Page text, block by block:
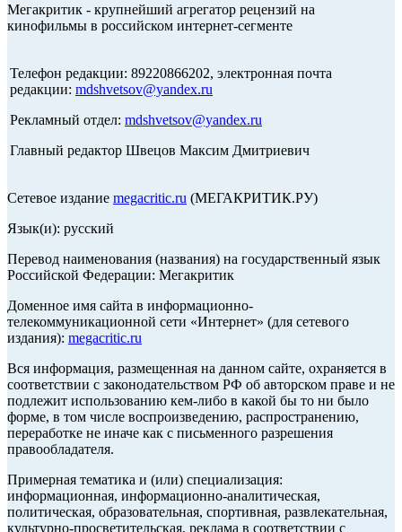
Мегакритик - крупнейший агрегатор рецензий на
кинофильмы в российском интернет-сегменте
Телефон редакции: 89220866202, электронная почта
редакции: mdshvetsov@yandex.ru
Рекламный отдел: mdshvetsov@yandex.ru
Главный редактор Швецов Максим Дмитриевич
Сетевое издание megacritic.ru (МЕГАКРИТИК.РУ)
Язык(и): русский
Перевод наименования (названия) на государственный язык
Российской Федерации: Мегакритик
Доменное имя сайта в информационно-
телекоммуникационной сети «Интернет» (для сетевого
издания): megacritic.ru
Вся информация, размещенная на данном сайте, охраняется в
соответствии с законодательством РФ об авторском праве и не
подлежит использованию кем-либо в какой бы то ни было
форме, в том числе воспроизведению, распространению,
переработке не иначе как с письменного разрешения
правообладателя.
Примерная тематика и (или) специализация:
информационная, информационно-аналитическая,
политическая, образовательная, спортивная, развлекательная,
культурно-просветительская, реклама в соответствии с